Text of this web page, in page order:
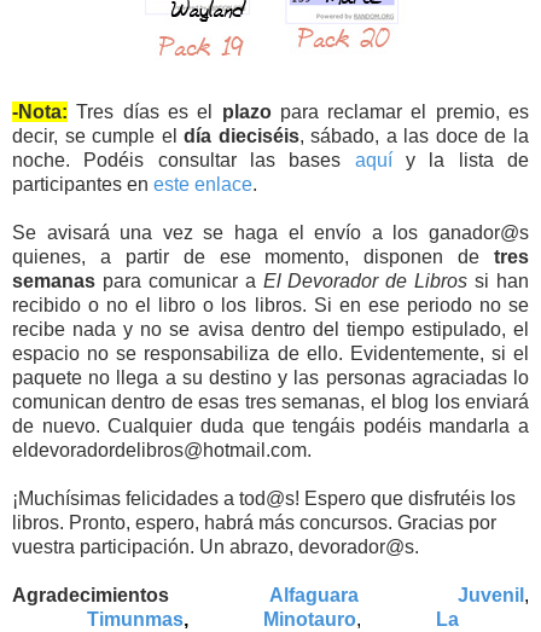
-Nota: Tres días es el plazopara reclamar el premio, es
decir, se cumple eldía dieciséis, sábado, a las doce de la
noche. Podéis consultar las bases aquíy la lista de
participantes en este enlace.
Se avisará una vez se haga el envío a los ganador@s
quienes, a partir de ese momento, disponen de tres
semanas para comunicar a El Devorador de Librossi han
recibido o no el libro o los libros. Si en ese periodo no se
recibe nada y no se avisa dentro del tiempo estipulado, el
espacio no se responsabiliza de ello. Evidentemente, si el
paquete no llega a su destino y las personas agraciadas lo
comunican dentro de esas tres semanas, el blog los enviará
de nuevo. Cualquier duda que tengáis podéis mandarla a
eldevoradordelibros@hotmail.com.
¡Muchísimas felicidades a tod@s! Espero que disfrutéis los
libros. Pronto, espero, habrá más concursos. Gracias por
vuestra participación. Un abrazo, devorador@s.
Agradecimientos Alfaguara Juvenil ,
Timunmas, Minotauro,
La